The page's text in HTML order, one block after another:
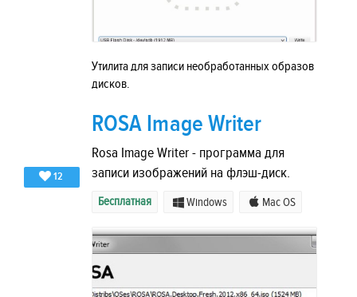
Утилита для записи необработанных образов
дисков.
12
ROSA Image Writer
Rosa Image Writer - программа для
записи изображений на флэш-диск.
Бесплатная Windows Mac OS